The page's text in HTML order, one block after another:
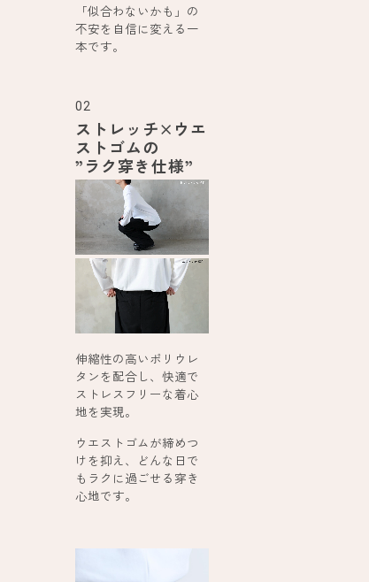
「似合わないかも」の
不安を自信に変える一
本です。
02
ストレッチ×ウエ
ストゴムの
”ラク穿き仕様”
伸縮性の高いポリウレ
タンを配合し、快適で
ストレスフリーな着心
地を実現。
ウエストゴムが締めつ
けを抑え、どんな日で
もラクに過ごせる穿き
心地です。